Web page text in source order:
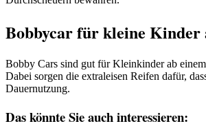
Bobbycar für kleine Kinder
Bobby Cars sind gut für Kleinkinder ab
Dabei sorgen die extraleisen Reifen dafür,
Dauernutzung.
Das könnte Sie auch interessieren: